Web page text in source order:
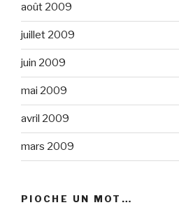
août 2009
juillet 2009
juin 2009
mai 2009
avril 2009
mars 2009
PIOCHE UN MOT…